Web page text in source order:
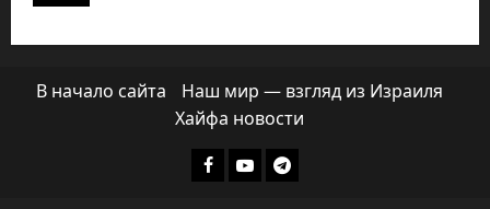
В начало сайта
Наш мир — взгляд из Израиля
Хайфа новости
Facebook
YoutubeТелеграмм